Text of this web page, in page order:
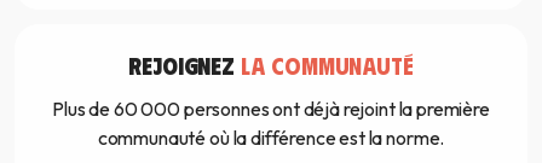
REJOIGNEZ LA COMMUNAUTÉ
Plus de 60 000 personnes ont déjà rejoint la première
communauté où la différence est la norme.